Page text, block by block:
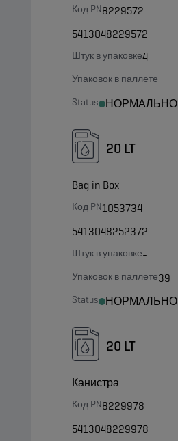
Код PN8229572
5413048229572
Штук в упаковке4
Упаковок в паллете-
Status НОРМАЛЬНО
20 LT
Bag in Box
Код PN1053734
5413048252372
Штук в упаковке-
Упаковок в паллете39
Status НОРМАЛЬНО
20 LT
Канистра
Код PN8229978
5413048229978